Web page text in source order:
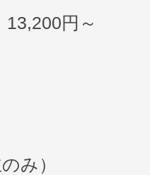
円～
み）